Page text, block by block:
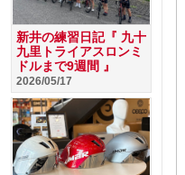
新井の練習日記『 九十
九里トライアスロンミ
ドルまで9週間 』
2026/05/17